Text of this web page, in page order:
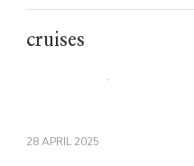
cruises
28 APRIL 2025